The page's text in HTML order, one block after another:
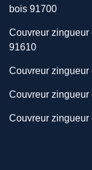
bois 91700
Couvreur
91610
Couvreur zingueur
Couvreur zingueur
Couvreur